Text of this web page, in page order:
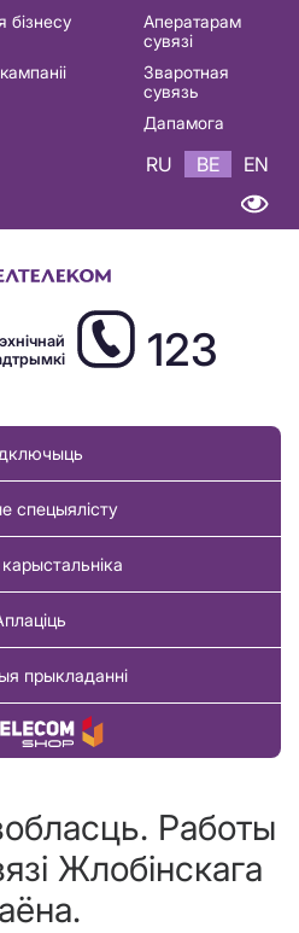
бізнесу
Аператарам
сувязі
Зваротная
сувязь
Дапамога
RU BE EN
123
спецыялісту
карыстальніка
прыкладанні
тавар
Работы
Жлобiнскага